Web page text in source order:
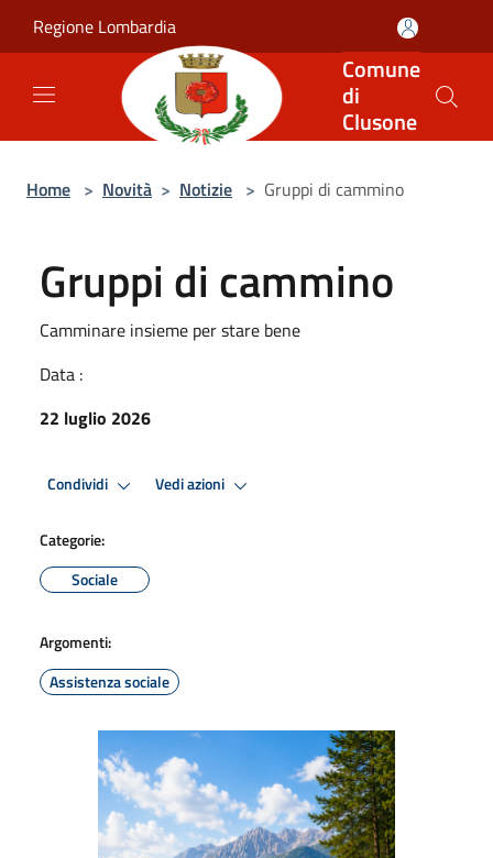
Regione Lombardia
Comune
di
Clusone
Home > Novità > Notizie > Gruppi di cammino
Gruppi di cammino
Camminare insieme per stare bene
Data :
22 luglio 2026
Condividi Vedi azioni
Categorie:
Sociale
Argomenti:
Assistenza sociale